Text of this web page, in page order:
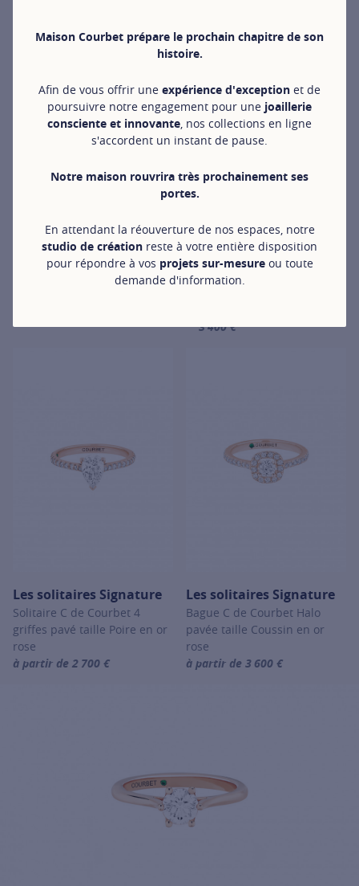
Maison Courbet prépare le prochain chapitre de son
histoire.
Afin de vous offrir une expérience d'exception et de
poursuivre notre engagement pour une joaillerie
consciente et innovante, nos collections en ligne
s'accordent un instant de pause.
Notre maison rouvrira très prochainement ses
portes.
En attendant la réouverture de nos espaces, notre
studio de création reste à votre entière disposition
pour répondre à vos projets sur-mesureou toute
demande d'information.
Solitaire C de Courbet 4
griffes pavé taille Ovale en or
Les solitaires
Signature
Bague C de
COURBET Lily en
3 400 €
Les solitaires Signature
Solitaire C de Courbet 4
griffes pavé taille Poire en or
rose
à partir de 2 700 €
Les solitaires Signature
Bague C de Courbet Halo
pavée taille Coussin en or
rose
à partir de 3 600 €